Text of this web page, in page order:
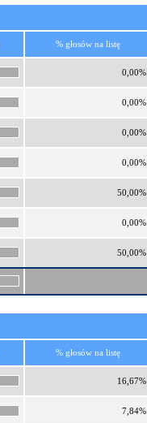
% głosów na listę
0,00%
0,00%
0,00%
0,00%
50,00%
0,00%
50,00%
% głosów na listę
16,67%
7,84%